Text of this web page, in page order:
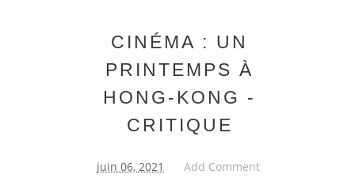
CINÉMA : UN
PRINTEMPS À
HONG-KONG -
CRITIQUE
juin 06, 2021 Add Comment